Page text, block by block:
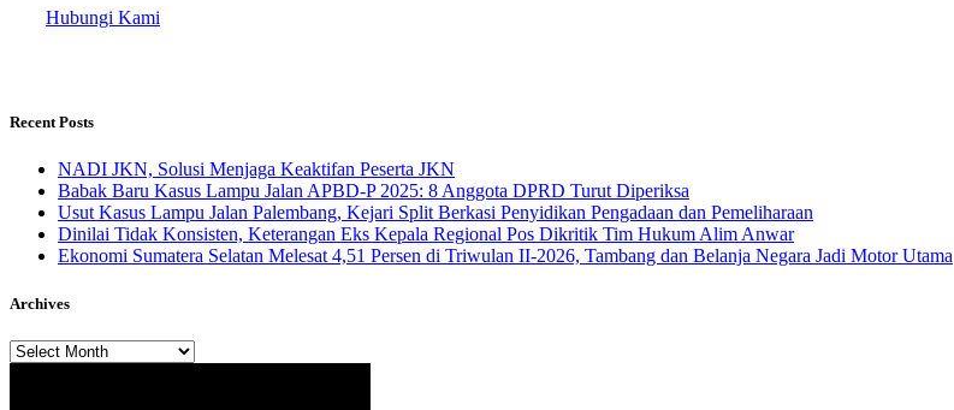
Hubungi Kami
Recent Posts
NADI JKN, Solusi Menjaga Keaktifan Peserta JKN
Babak Baru Kasus Lampu Jalan APBD-P 2025: 8 Anggota DPRD Turut Diperiksa
Usut Kasus Lampu Jalan Palembang, Kejari Split Berkasi Penyidikan Pengadaan dan Pemeliharaan
Dinilai Tidak Konsisten, Keterangan Eks Kepala Regional Pos Dikritik Tim Hukum Alim Anwar
Ekonomi Sumatera Selatan Melesat 4,51 Persen di Triwulan II-2026, Tambang dan Belanja Negara Jadi Motor Utama
Archives
Archives